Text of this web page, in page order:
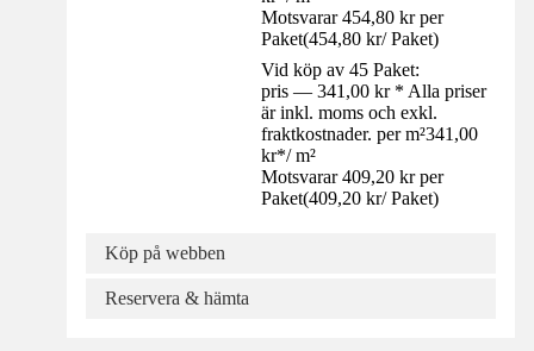
Motsvarar 454,80 kr per
Paket(454,80 kr/ Paket)
Vid köp av 45 Paket:
pris — 341,00 kr * Alla priser
är inkl. moms och exkl.
fraktkostnader. per m²341,00
kr*/ m²
Motsvarar 409,20 kr per
Paket(409,20 kr/ Paket)
Köp på webben
Reservera & hämta